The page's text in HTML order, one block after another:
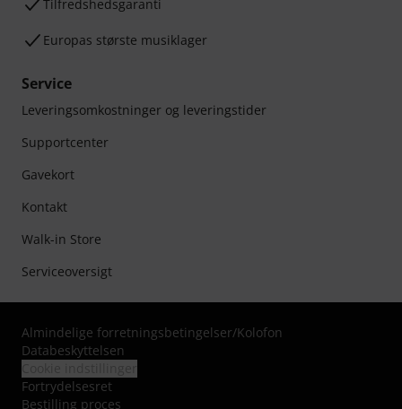
Tilfredshedsgaranti
Europas største musiklager
Service
Leveringsomkostninger og leveringstider
Supportcenter
Gavekort
Kontakt
Walk-in Store
Serviceoversigt
Almindelige forretningsbetingelser/Kolofon
Databeskyttelsen
Fortrydelsesret
Bestilling proces